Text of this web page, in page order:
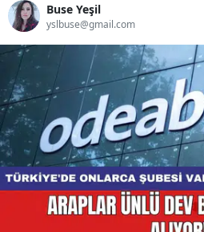
Buse Yeşil
yslbuse@gmail.com